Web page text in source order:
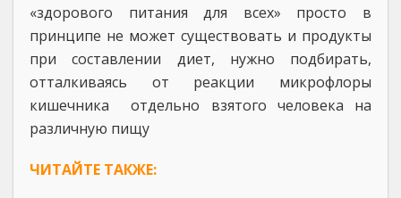
«здорового питания для всех» просто в
принципе не может существовать и продукты
при составлении диет, нужно подбирать,
отталкиваясь от реакции микрофлоры
кишечника отдельно взятого человека на
различную пищу
ЧИТАЙТЕ ТАКЖЕ: